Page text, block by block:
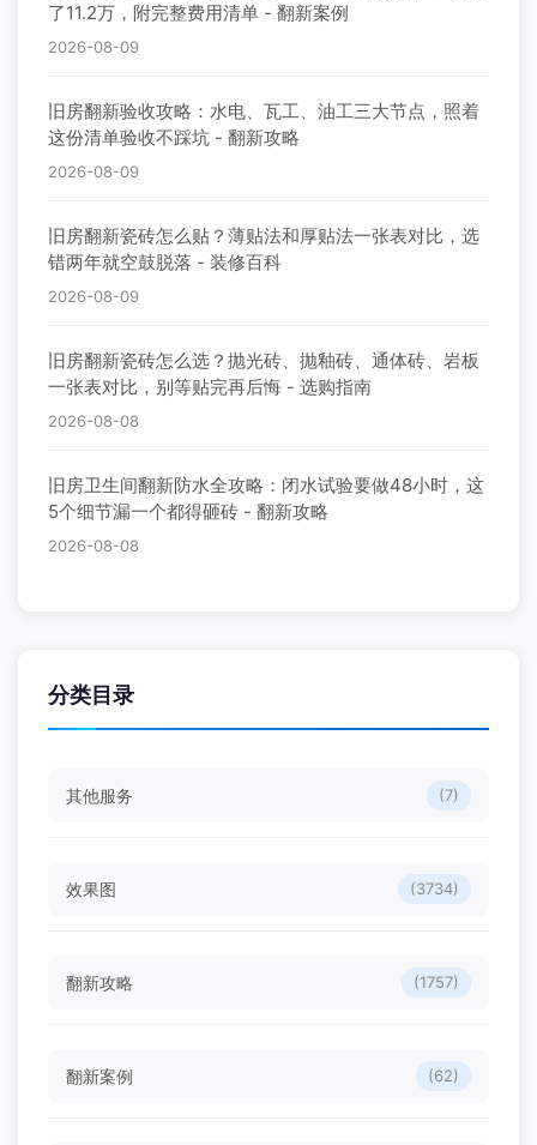
了11.2万，附完整费用清单 - 翻新案例
2026-08-09
旧房翻新验收攻略：水电、瓦工、油工三大节点，照着
这份清单验收不踩坑 - 翻新攻略
2026-08-09
旧房翻新瓷砖怎么贴？薄贴法和厚贴法一张表对比，选
错两年就空鼓脱落 - 装修百科
2026-08-09
旧房翻新瓷砖怎么选？抛光砖、抛釉砖、通体砖、岩板
一张表对比，别等贴完再后悔 - 选购指南
2026-08-08
旧房卫生间翻新防水全攻略：闭水试验要做48小时，这
5个细节漏一个都得砸砖 - 翻新攻略
2026-08-08
分类目录
其他服务 (7)
效果图 (3734)
翻新攻略 (1757)
翻新案例 (62)